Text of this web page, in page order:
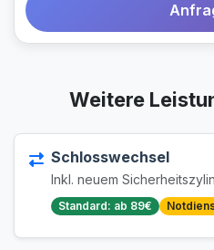
Weitere
Schlosswechsel
Inkl. neuem
Standard: ab 89€